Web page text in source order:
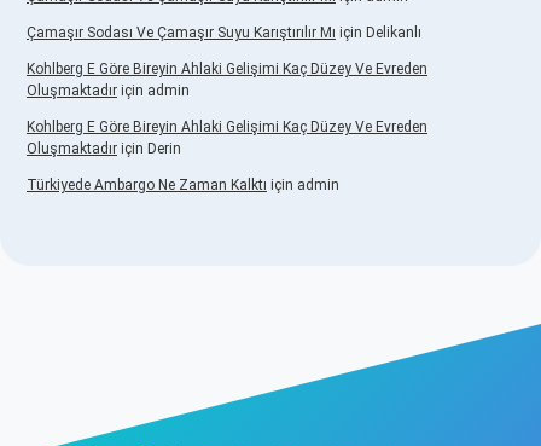
Çamaşır Sodası Ve Çamaşır Suyu Karıştırılır Mı için Delikanlı
Kohlberg E Göre Bireyin Ahlaki Gelişimi Kaç Düzey Ve Evreden
Oluşmaktadır için admin
Kohlberg E Göre Bireyin Ahlaki Gelişimi Kaç Düzey Ve Evreden
Oluşmaktadır için Derin
Türkiyede Ambargo Ne Zaman Kalktı için admin